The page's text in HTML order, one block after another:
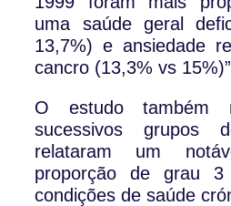
uma saúde geral
13,7%) e ansiedade
cancro (13,3% vs
O estudo também
sucessivos grupos
relataram um
proporção de grau
condições de saúde